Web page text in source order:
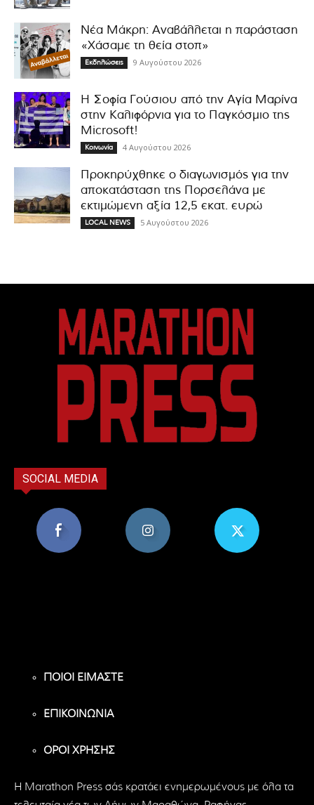
Νέα Μάκρη: Αναβάλλεται η παράσταση
«Χάσαμε τη θεία στοπ»
Εκδηλώσεις 9 Αυγούστου 2026
Η Σοφία Γούσιου από την Αγία Μαρίνα
στην Καλιφόρνια για το Παγκόσμιο της
Microsoft!
Κοινωνία 4 Αυγούστου 2026
Προκηρύχθηκε ο διαγωνισμός για την
αποκατάσταση της Πορσελάνα με
εκτιμώμενη αξία 12,5 εκατ. ευρώ
LOCAL NEWS 5 Αυγούστου 2026
SOCIAL MEDIA
ΠΟΙΟΙ ΕΙΜΑΣΤΕ
ΕΠΙΚΟΙΝΩΝΙΑ
ΟΡΟΙ ΧΡΗΣΗΣ
H Marathon Press σάς κρατάει ενημερωμένους με όλα τα